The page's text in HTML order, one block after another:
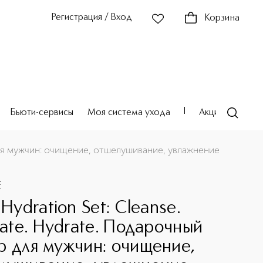
Регистрация / Вход Корзина
Бьюти-сервисы Моя система ухода Акции
мужчин: очищение, отшелушивание, увлажнение
Set: Cleanse.
Hydrate. Подарочный
для мужчин: очищение,